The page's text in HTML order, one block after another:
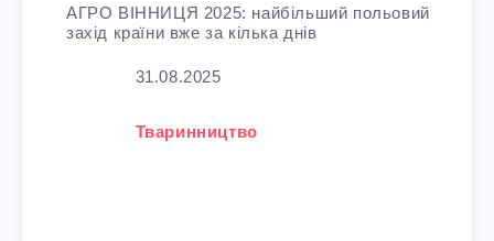
АГРО ВІННИЦЯ 2025: найбільший польовий
захід країни вже за кілька днів
31.08.2025
У зв'язку з тим, що
Тваринництво